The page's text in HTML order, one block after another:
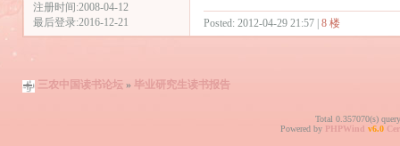
注册时间:2008-04-12
最后登录:2016-12-21
Posted: 2012-04-29 21:57 | 8 楼
三农中国读书论坛 » 毕业研究生读书报告
Total 0.357070(s)
Powered by PHPWind v6.0